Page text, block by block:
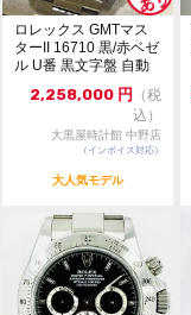
ロレックス GMTマス
ターII 16710 黒/赤ベゼ
ル U番 黒文字盤 自動
2,258,000 円
（税
込）
大黒屋時計館 中野店
（インボイス対応）
大人気モデル